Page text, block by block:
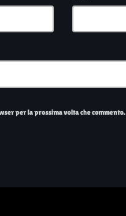
per la prossima volta che commento.